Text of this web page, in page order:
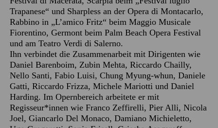
Trapanese“ und Sharpless an der Opera di Montacarlo,
Rabbino in „L’amico Fritz“ beim Maggio Musicale
Fiorentino, Germont beim Palm Beach Opera Festival
und am Teatro Verdi di Salerno.
Ihn verbindet die Zusammenarbeit mit Dirigenten wie
Daniel Barenboim, Zubin Mehta, Riccardo Chailly,
Nello Santi, Fabio Luisi, Chung Myung-whun, Daniele
Gatti, Riccardo Frizza, Michele Mariotti und Daniel
Harding. Im Opernbereich arbeitete er mit
Regisseur*innen wie Franco Zeffirelli, Pier Alli, Nicola
Joel, Giancarlo Del Monaco, Damiano Michieletto,